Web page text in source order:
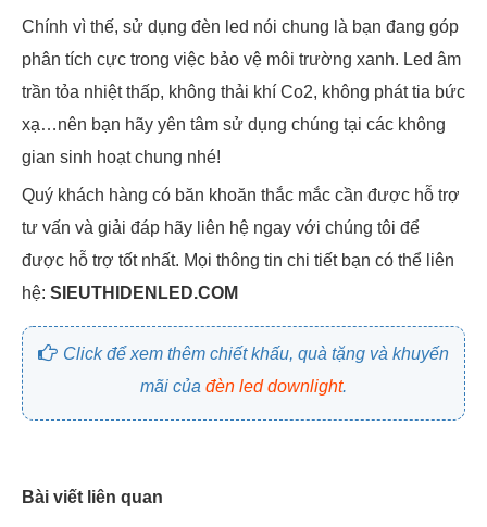
Chính vì thế, sử dụng đèn led nói chung là bạn đang góp
phân tích cực trong việc bảo vệ môi trường xanh. Led âm
trần tỏa nhiệt thấp, không thải khí Co2, không phát tia bức
xạ…nên bạn hãy yên tâm sử dụng chúng tại các không
gian sinh hoạt chung nhé!
Quý khách hàng có băn khoăn thắc mắc cần được hỗ trợ
tư vấn và giải đáp hãy liên hệ ngay với chúng tôi để
được hỗ trợ tốt nhất. Mọi thông tin chi tiết bạn có thể liên
hệ: SIEUTHIDENLED.COM
Click để xem thêm chiết khấu, quà tặng và khuyến
mãi của đèn led downlight.
Bài viết liên quan